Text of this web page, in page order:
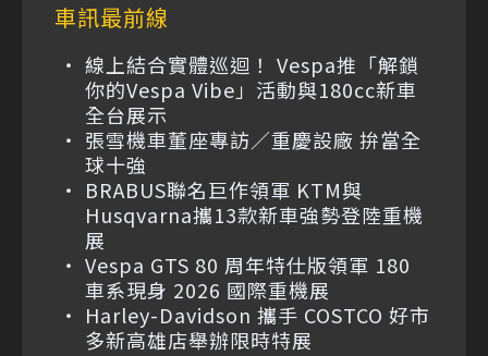
車訊最前線
線上結合實體巡迴！ Vespa推「解鎖
你的Vespa Vibe」活動與180cc新車
全台展示
張雪機車董座專訪／重慶設廠 拚當全
球十強
BRABUS聯名巨作領軍 KTM與
Husqvarna攜13款新車強勢登陸重機
展
Vespa GTS 80 周年特仕版領軍 180
車系現身 2026 國際重機展
Harley-Davidson 攜手 COSTCO 好市
多新高雄店舉辦限時特展